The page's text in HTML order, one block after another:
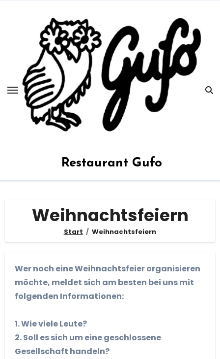
Restaurant Gufo
Weihnachtsfeiern
Start Weihnachtsfeiern
Wer noch eine Weihnachtsfeier organisieren
möchte, meldet sich am besten bei uns mit
folgenden Informationen:
1. Wie viele Leute?
2. Soll es sich um eine geschlossene
Gesellschaft handeln?